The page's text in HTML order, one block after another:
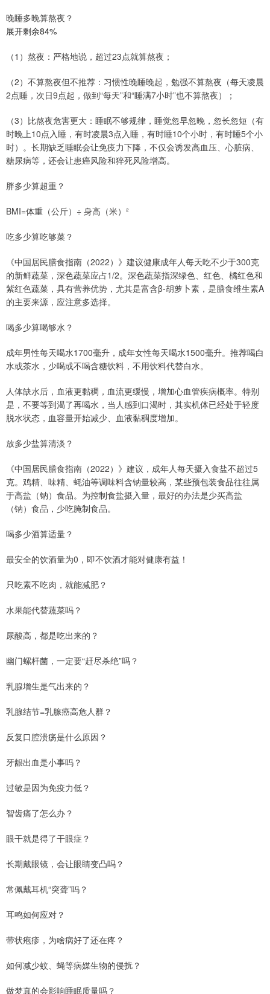
晚睡多晚算熬夜？
展开剩余84%
（1）熬夜：严格地说，超过23点就算熬夜；
（2）不算熬夜但不推荐：习惯性晚睡晚起，勉强不算熬夜（每天凌晨
2点睡，次日9点起，做到“每天”和“睡满7小时”也不算熬夜）；
（3）比熬夜危害更大：睡眠不够规律，睡觉忽早忽晚，忽长忽短（有
时晚上10点入睡，有时凌晨3点入睡，有时睡10个小时，有时睡5个小
时）。长期缺乏睡眠会让免疫力下降，不仅会诱发高血压、心脏病、
糖尿病等，还会让患癌风险和猝死风险增高。
胖多少算超重？
BMI=体重（公斤）÷ 身高（米）²
吃多少算吃够菜？
《中国居民膳食指南（2022）》建议健康成年人每天吃不少于300克
的新鲜蔬菜，深色蔬菜应占1/2。深色蔬菜指深绿色、红色、橘红色和
紫红色蔬菜，具有营养优势，尤其是富含β-胡萝卜素，是膳食维生素A
的主要来源，应注意多选择。
喝多少算喝够水？
成年男性每天喝水1700毫升，成年女性每天喝水1500毫升。推荐喝白
水或茶水，少喝或不喝含糖饮料，不用饮料代替白水。
人体缺水后，血液更黏稠，血流更缓慢，增加心血管疾病概率。特别
是，不要等到渴了再喝水，当人感到口渴时，其实机体已经处于轻度
脱水状态，血容量开始减少、血液黏稠度增加。
放多少盐算清淡？
《中国居民膳食指南（2022）》建议，成年人每天摄入食盐不超过5
克。鸡精、味精、蚝油等调味料含钠量较高，某些预包装食品往往属
于高盐（钠）食品。为控制食盐摄入量，最好的办法是少买高盐
（钠）食品，少吃腌制食品。
喝多少酒算适量？
最安全的饮酒量为0，即不饮酒才能对健康有益！
只吃素不吃肉，就能减肥？
水果能代替蔬菜吗？
尿酸高，都是吃出来的？
幽门螺杆菌，一定要“赶尽杀绝”吗？
乳腺增生是气出来的？
乳腺结节=乳腺癌高危人群？
反复口腔溃疡是什么原因？
牙龈出血是小事吗？
过敏是因为免疫力低？
智齿痛了怎么办？
眼干就是得了干眼症？
长期戴眼镜，会让眼睛变凸吗？
常佩戴耳机“突聋”吗？
耳鸣如何应对？
带状疱疹，为啥病好了还在疼？
如何减少蚊、蝇等病媒生物的侵扰？
做梦真的会影响睡眠质量吗？